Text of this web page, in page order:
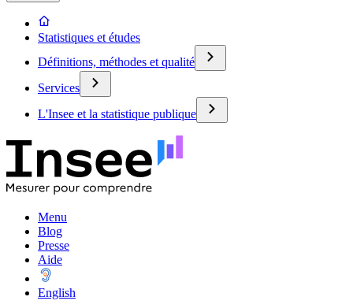
Statistiques et études
Définitions, méthodes et qualité
Services
L'Insee et la statistique publique
Menu
Blog
Presse
Aide
English